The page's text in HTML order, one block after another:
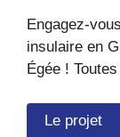
Engagez-
insulaire en
Égée !
Le projet